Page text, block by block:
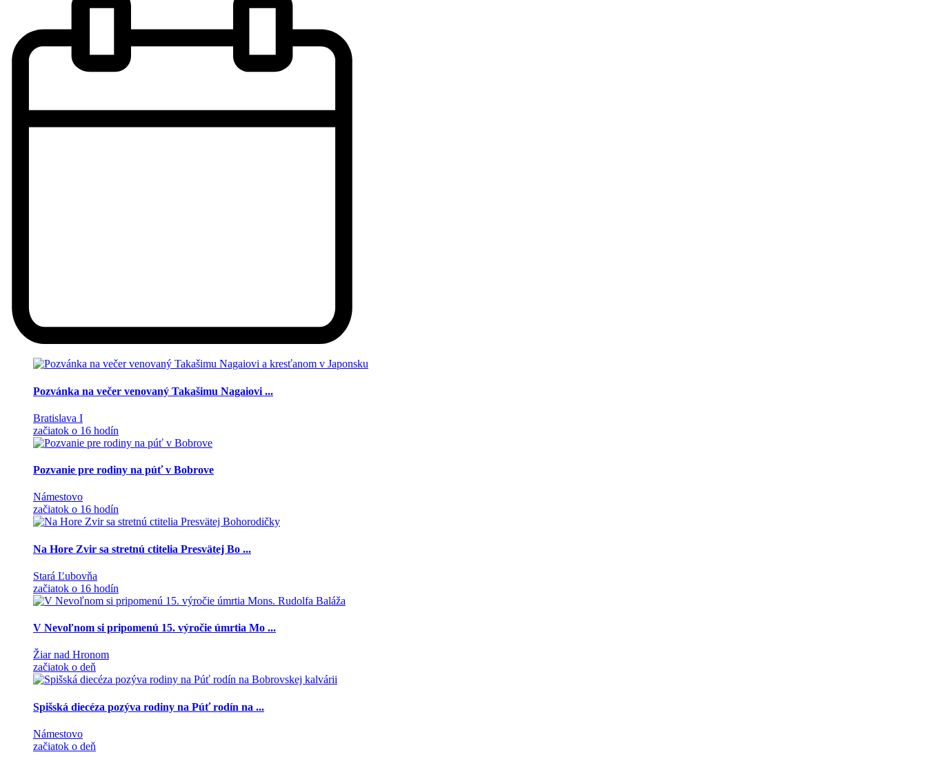
Pozvánka na večer venovaný Takašimu Nagaiovi ...
Bratislava I
začiatok o 16 hodín
Pozvanie pre rodiny na púť v Bobrove
Námestovo
začiatok o 16 hodín
Na Hore Zvir sa stretnú ctitelia Presvätej Bo ...
Stará Ľubovňa
začiatok o 16 hodín
V Nevoľnom si pripomenú 15. výročie úmrtia Mo ...
Žiar nad Hronom
začiatok o deň
Spišská diecéza pozýva rodiny na Púť rodín na ...
Námestovo
začiatok o deň